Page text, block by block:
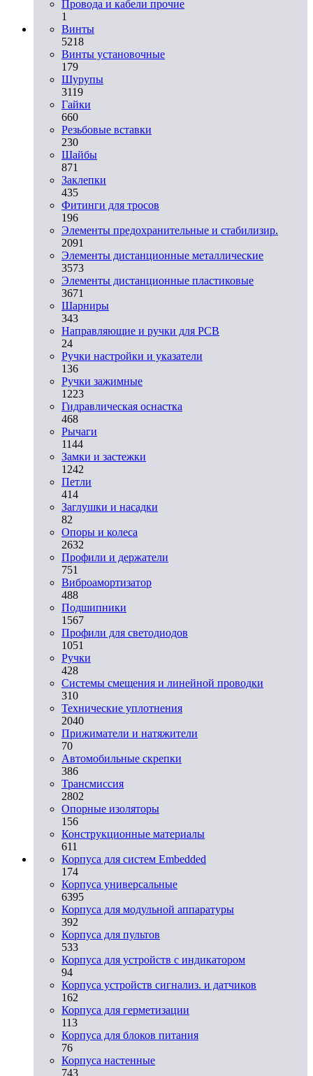
Провода и кабели прочие
1
Винты
5218
Винты установочные
179
Шурупы
3119
Гайки
660
Резьбовые вставки
230
Шайбы
871
Заклепки
435
Фитинги для тросов
196
Элементы предохранительные и стабилизир.
2091
Элементы дистанционные металлические
3573
Элементы дистанционные пластиковые
3671
Шарниры
343
Направляющие и ручки для PCB
24
Ручки настройки и указатели
136
Ручки зажимные
1223
Гидравлическая оснастка
468
Рычаги
1144
Замки и застежки
1242
Петли
414
Заглушки и насадки
82
Опоры и колеса
2632
Профили и держатели
751
Виброамортизатор
488
Подшипники
1567
Профили для светодиодов
1051
Ручки
428
Системы смещения и линейной проводки
310
Технические уплотнения
2040
Прижиматели и натяжители
70
Автомобильные скрепки
386
Трансмиссия
2802
Опорные изоляторы
156
Конструкционные материалы
611
Корпуса для систем Embedded
174
Корпуса универсальные
6395
Корпуса для модульной аппаратуры
392
Корпуса для пультов
533
Корпуса для устройств с индикатором
94
Корпуса устройств сигнализ. и датчиков
162
Корпуса для герметизации
113
Корпуса для блоков питания
76
Корпуса настенные
743